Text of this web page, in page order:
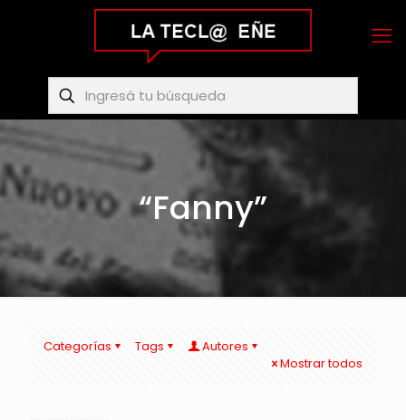
“Fanny”
Categorías Tags
Autores
Mostrar todos